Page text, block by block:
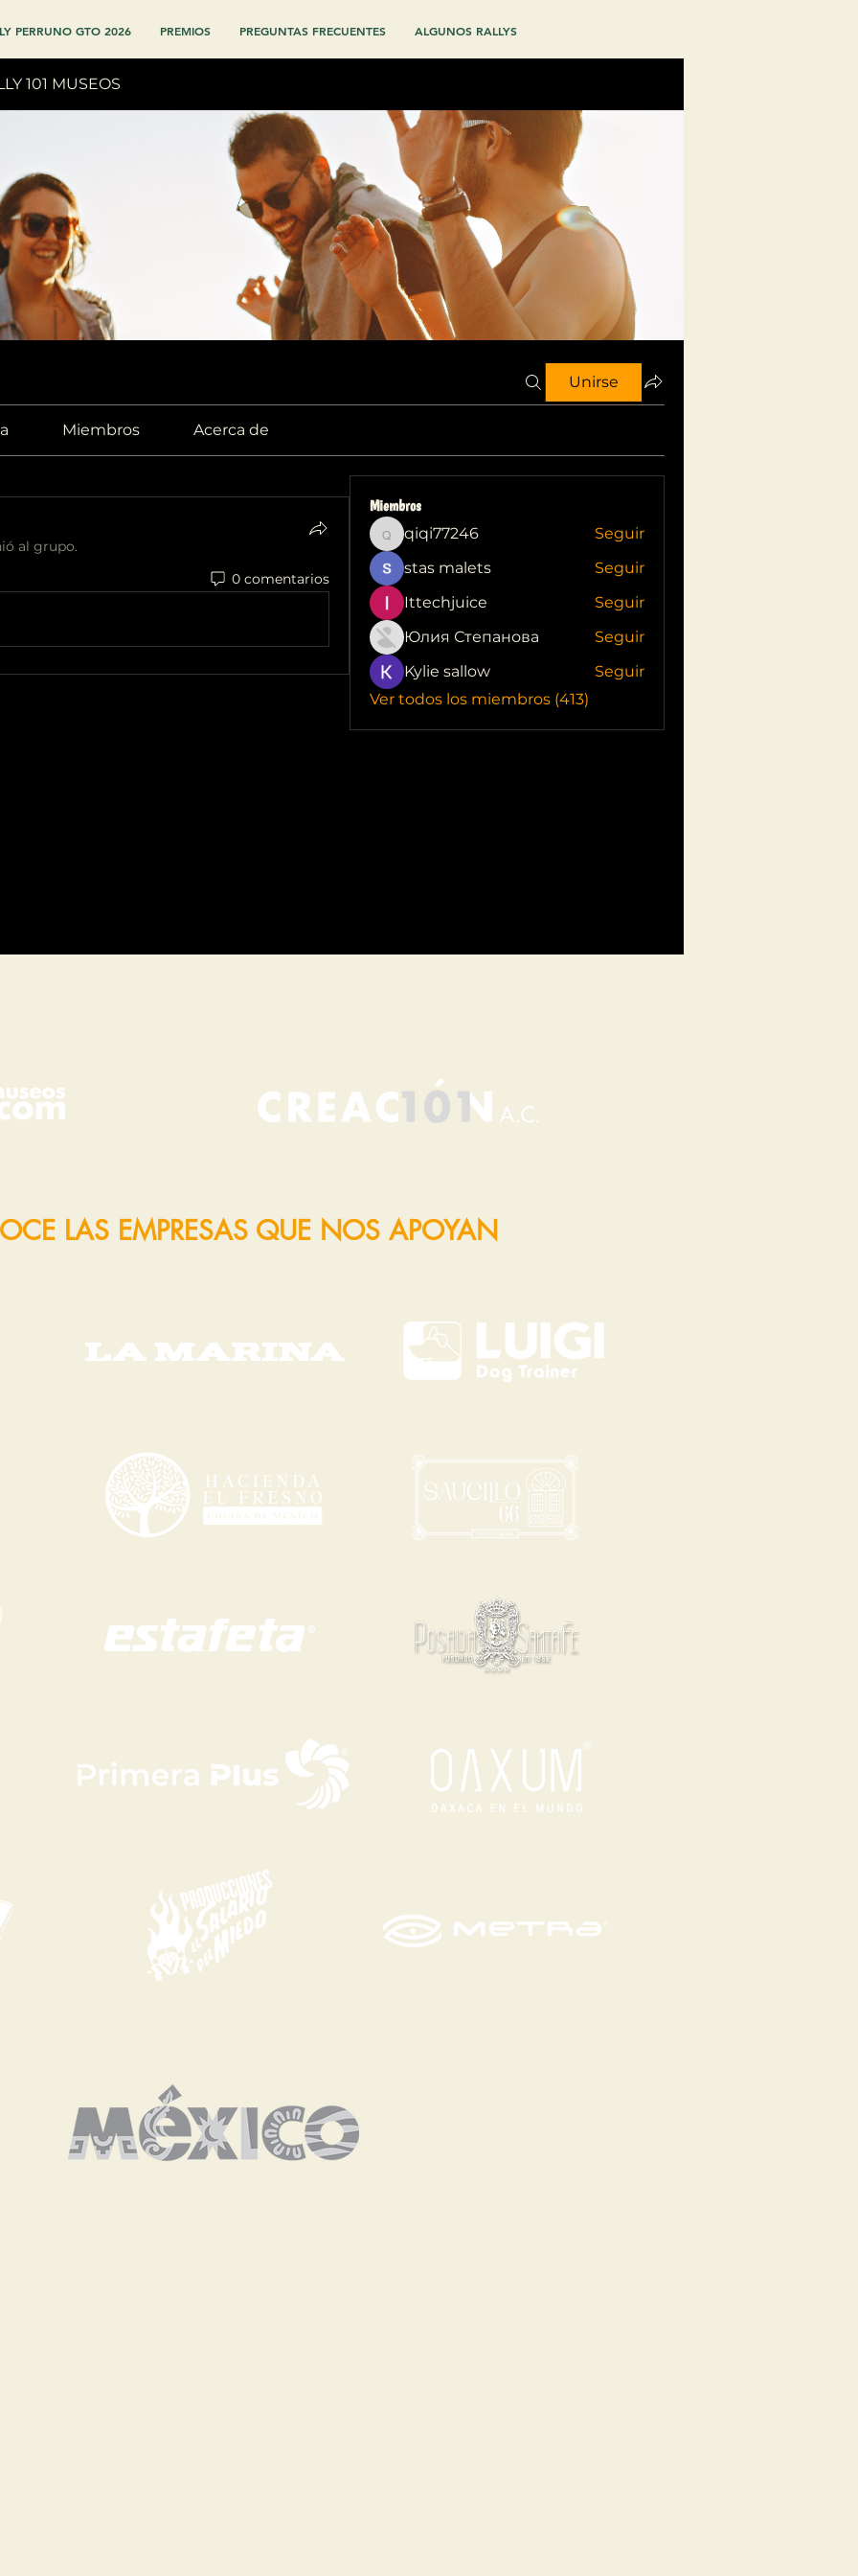
PERRUNO GTO 2026 PREMIOS PREGUNTAS FRECUENTES ALGUNOS RALLYS
101 MUSEOS
Unirse
Miembros Acerca de
al grupo.
0 comentarios
Miembros
qiqi77246
qiqi77246
Seguir
stas malets
Seguir
Ittechjuice
Seguir
Юлия Степанова
Seguir
Kylie sallow
Seguir
Ver todos los miembros (413)
LAS EMPRESAS QUE NOS APOYAN